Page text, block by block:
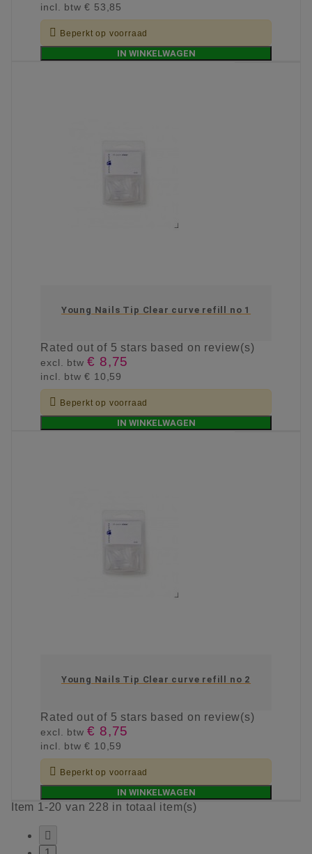
incl. btw€ 53,85
 Beperkt op voorraad
IN WINKELWAGEN
Young Nails Tip Clear curve refill no 1
Ratedout of 5 stars based on review(s)
excl. btw€ 8,75
incl. btw€ 10,59
 Beperkt op voorraad
IN WINKELWAGEN
Young Nails Tip Clear curve refill no 2
Ratedout of 5 stars based on review(s)
excl. btw€ 8,75
incl. btw€ 10,59
 Beperkt op voorraad
IN WINKELWAGEN
Item 1-20 van 228 in totaal item(s)
